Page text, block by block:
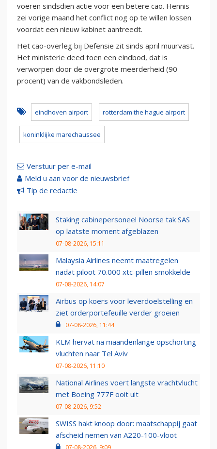
voeren sindsdien actie voor een betere cao. Hennis
zei vorige maand het conflict nog op te willen lossen
voordat een nieuw kabinet aantreedt.
Het cao-overleg bij Defensie zit sinds april muurvast.
Het ministerie deed toen een eindbod, dat is
verworpen door de overgrote meerderheid (90
procent) van de vakbondsleden.
eindhoven airport rotterdam the hague airport
koninklijke marechaussee
Verstuur per e-mail
Meld u aan voor de nieuwsbrief
Tip de redactie
Staking cabinepersoneel Noorse tak SAS
op laatste moment afgeblazen
07-08-2026, 15:11
Malaysia Airlines neemt maatregelen
nadat piloot 70.000 xtc-pillen smokkelde
07-08-2026, 14:07
Airbus op koers voor leverdoelstelling en
ziet orderportefeuille verder groeien
07-08-2026, 11:44
KLM hervat na maandenlange opschorting
vluchten naar Tel Aviv
07-08-2026, 11:10
National Airlines voert langste vrachtvlucht
met Boeing 777F ooit uit
07-08-2026, 9:52
SWISS hakt knoop door: maatschappij gaat
afscheid nemen van A220-100-vloot
07-08-2026, 9:09